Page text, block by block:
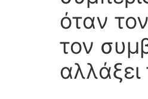
όταν
τον
αλλάξει